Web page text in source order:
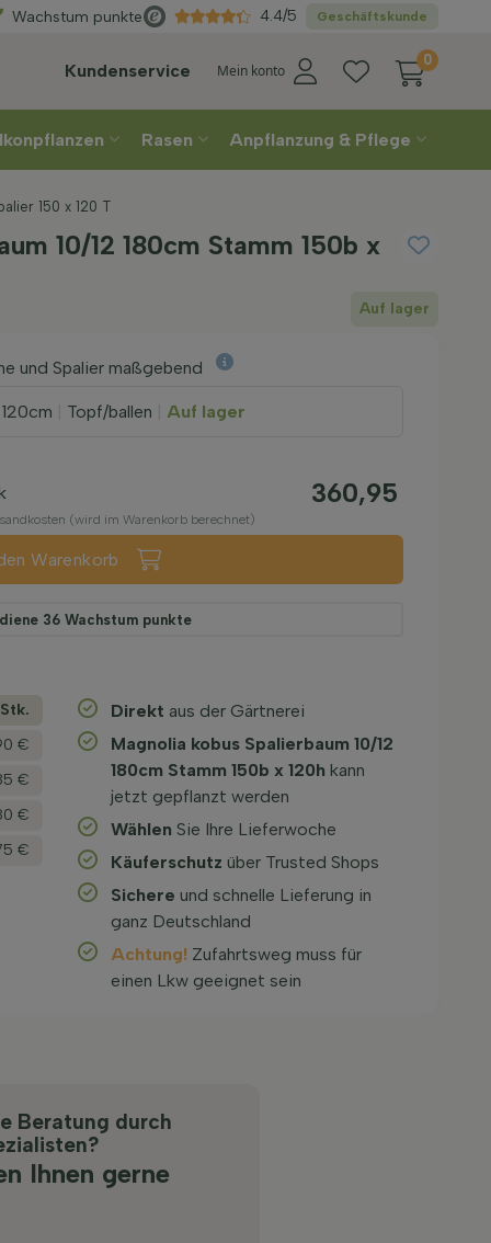
Direktaus der Gärtnerei
Wachstum punkte Geschäftskunde
4.4/5
Kundenservice Mein konto
0
Rasen Anpflanzung & Pflege
150 x 120 T
10/12 180cm Stamm 150b x
Auf lager
und Spalier maßgebend
Topf/ballen Auf lager
360,95
(wird im Warenkorb berechnet)
Warenkorb
36 Wachstum punkte
€
€
€
€
Direkt aus der Gärtnerei
Magnolia kobus Spalierbaum 10/12
180cm Stamm 150b x 120h kann
jetzt gepflanzt werden
Wählen Sie Ihre Lieferwoche
Käuferschutz über Trusted Shops
Sichere und schnelle Lieferung in
ganz Deutschland
Achtung! Zufahrtsweg muss für
einen Lkw geeignet sein
Beratung durch
Ihnen gerne